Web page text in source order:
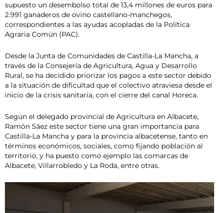
supuesto un desembolso total de 13,4 millones de euros para
2.991 ganaderos de ovino castellano-manchegos,
correspondientes a las ayudas acopladas de la Política
Agraria Común (PAC).
Desde la Junta de Comunidades de Castilla-La Mancha, a
través de la Consejería de Agricultura, Agua y Desarrollo
Rural, se ha decidido priorizar los pagos a este sector debido
a la situación de dificultad que el colectivo atraviesa desde el
inicio de la crisis sanitaria, con el cierre del canal Horeca.
Según el delegado provincial de Agricultura en Albacete,
Ramón Sáez este sector tiene una gran importancia para
Castilla-La Mancha y para la provincia albacetense, tanto en
términos económicos, sociales, como fijando población al
territorio, y ha puesto como ejemplo las comarcas de
Albacete, Villarrobledo y La Roda, entre otras.